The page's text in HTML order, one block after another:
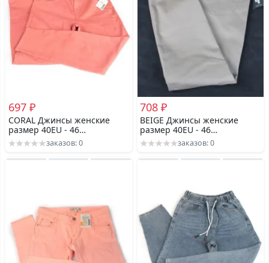
697 ₽
CORAL Джинсы женские
размер 40EU - 46
российскийзаказов: 0
708 ₽
BEIGE Джинсы женские
размер 40EU - 46
российскийзаказов: 0